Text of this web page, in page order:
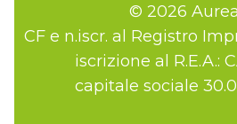
© 2026 Aurea
CF e n.iscr. al Registro
iscrizione al R.E.A.:
capitale sociale